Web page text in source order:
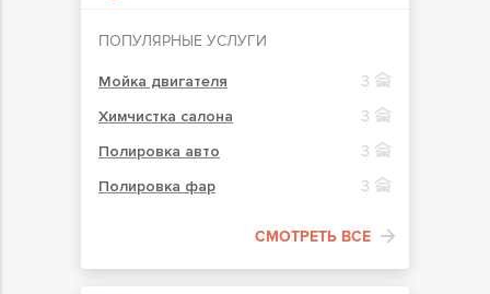
ПОПУЛЯРНЫЕ УСЛУГИ
Мойка двигателя
3
Химчистка салона
3
Полировка авто
3
Полировка фар
3
СМОТРЕТЬ ВСЕ